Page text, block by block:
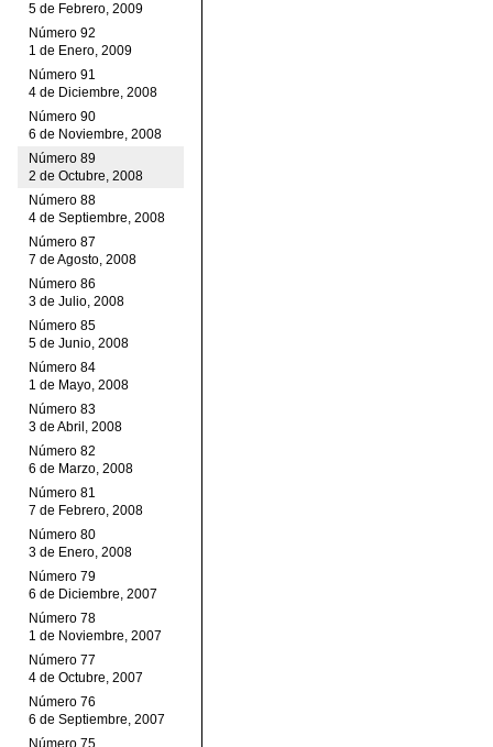
5 de Febrero, 2009
Número 92
1 de Enero, 2009
Número 91
4 de Diciembre, 2008
Número 90
6 de Noviembre, 2008
Número 89
2 de Octubre, 2008
Número 88
4 de Septiembre, 2008
Número 87
7 de Agosto, 2008
Número 86
3 de Julio, 2008
Número 85
5 de Junio, 2008
Número 84
1 de Mayo, 2008
Número 83
3 de Abril, 2008
Número 82
6 de Marzo, 2008
Número 81
7 de Febrero, 2008
Número 80
3 de Enero, 2008
Número 79
6 de Diciembre, 2007
Número 78
1 de Noviembre, 2007
Número 77
4 de Octubre, 2007
Número 76
6 de Septiembre, 2007
Número 75